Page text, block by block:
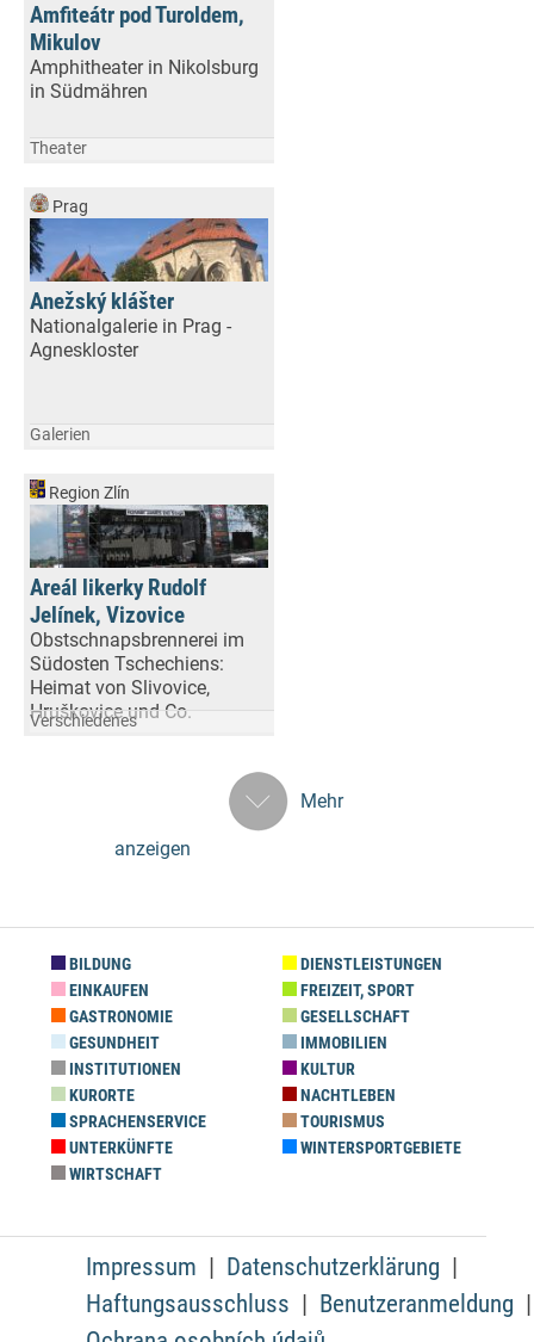
Amfiteátr pod Turoldem,
Mikulov
Amphitheater in Nikolsburg
in Südmähren
Theater
Prag
Anežský klášter
Nationalgalerie in Prag -
Agneskloster
Galerien
Region Zlín
Areál likerky Rudolf
Jelínek, Vizovice
Obstschnapsbrennerei im
Südosten Tschechiens:
Heimat von Slivovice,
Hruškovice und Co.
Verschiedenes
Mehr
anzeigen
BILDUNG
DIENSTLEISTUNGEN
EINKAUFEN
FREIZEIT, SPORT
GASTRONOMIE
GESELLSCHAFT
GESUNDHEIT
IMMOBILIEN
INSTITUTIONEN
KULTUR
KURORTE
NACHTLEBEN
SPRACHENSERVICE
TOURISMUS
UNTERKÜNFTE
WINTERSPORTGEBIETE
WIRTSCHAFT
Impressum
Datenschutzerklärung
Haftungsausschluss
Benutzeranmeldung